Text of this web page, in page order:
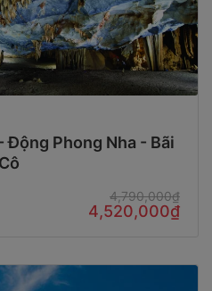
Động Phong Nha - Bãi
4,790,000₫
4,520,000₫